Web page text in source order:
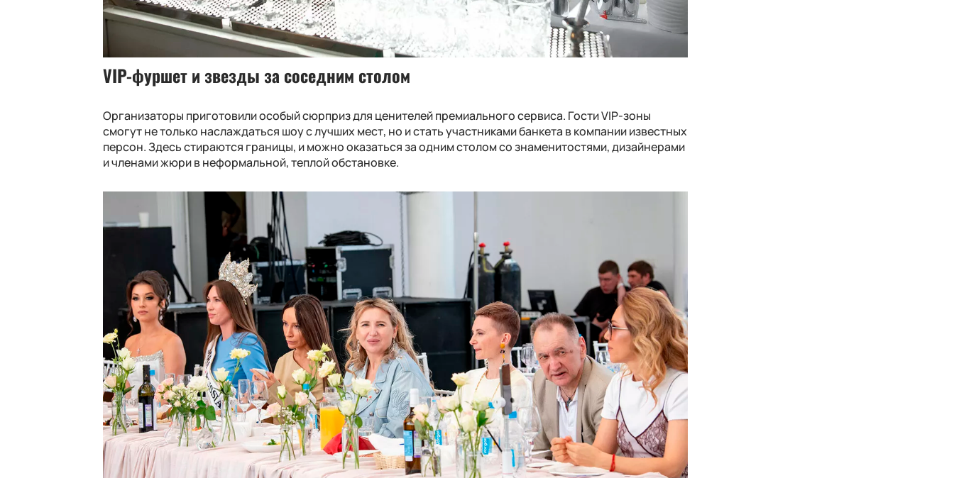
VIP-фуршет и звезды за соседним столом
Организаторы приготовили особый сюрприз для ценителей премиального сервиса. Гости VIP-зоны
смогут не только наслаждаться шоу с лучших мест, но и стать участниками банкета в компании известных
персон. Здесь стираются границы, и можно оказаться за одним столом со знаменитостями, дизайнерами
и членами жюри в неформальной, теплой обстановке.